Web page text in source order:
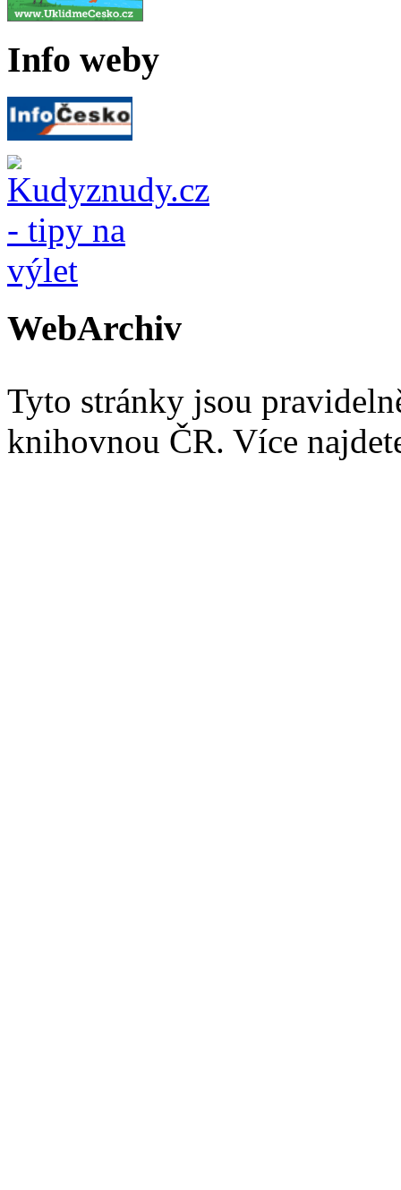
Info weby
WebArchiv
Tyto stránky jsou
knihovnou ČR. Více